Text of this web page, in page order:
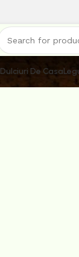
Dulciuri De Casa